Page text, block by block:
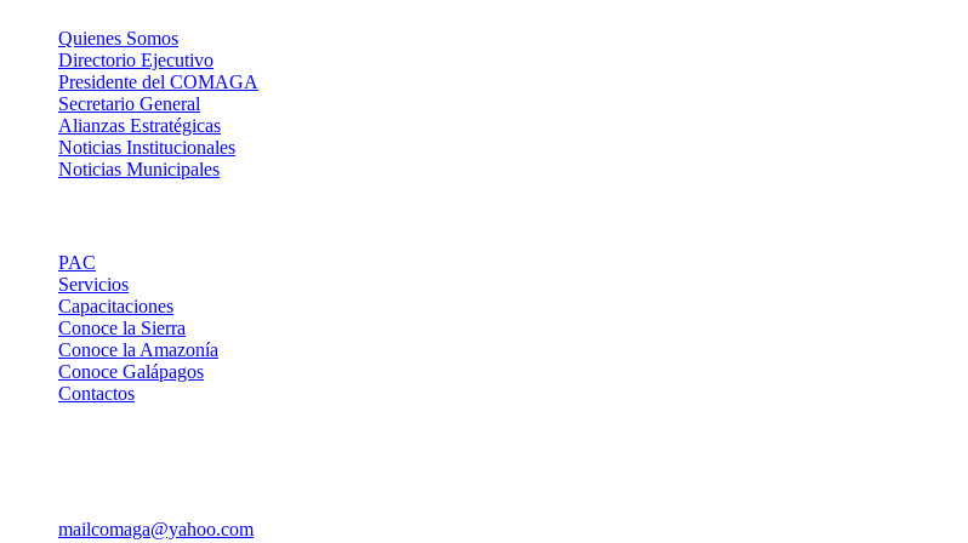
Quienes Somos
Directorio Ejecutivo
Presidente del COMAGA
Secretario General
Alianzas Estratégicas
Noticias Institucionales
Noticias Municipales
PAC
Servicios
Capacitaciones
Conoce la Sierra
Conoce la Amazonía
Conoce Galápagos
Contactos
mailcomaga@yahoo.com